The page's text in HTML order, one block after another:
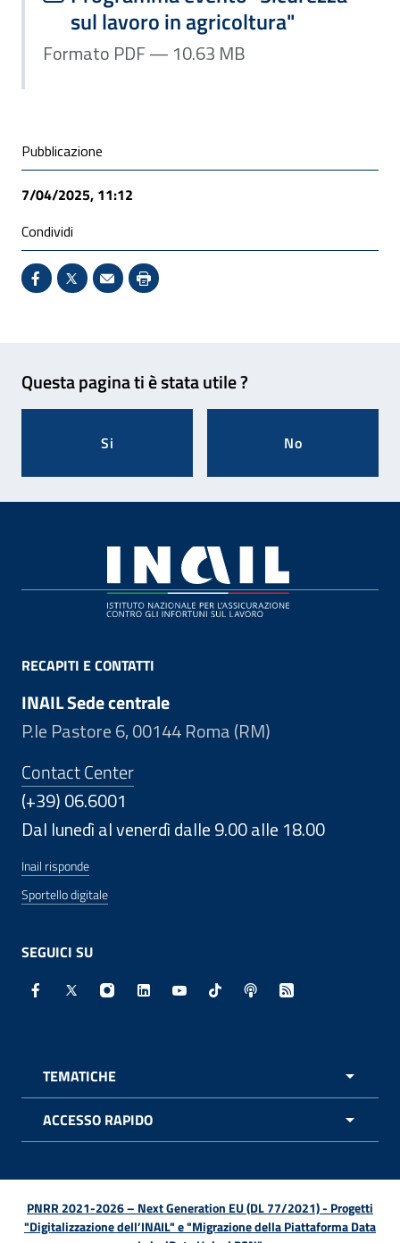
sul lavoro in agricoltura"
Formato PDF — 10.63 MB
Condivisione social
Pubblicazione
7/04/2025, 11:12
Condividi
Condividi su Facebook - Sito esterno - Apertura in
X - Sito esterno - Apertura in nuova finestra
Invio Mail: apre il programma di posta
Stampa pagina: scelta meno
Questa pagina ti è stata utile ?
Si No
RECAPITI E CONTATTI
INAIL Sede centrale
P.le Pastore 6, 00144 Roma (RM)
Contact Center
(+39) 06.6001
Dal lunedì al venerdì dalle 9.00 alle 18.00
Inail risponde
Sportello digitale
SEGUICI SU
Facebook - Sito esterno - Apertura in nuova finestra
X - Sito esterno - Apertura in nuova finestra
Instagram - Sito esterno - Apertura in
Linkedin - Sito esterno - Apertura in
Youtube - Sito esterno -
TikTok - Sito esterno -
Spreaker - Sito
Feed RSS -
TEMATICHE
ACCESSO RAPIDO
PNRR 2021-2026 – Next Generation EU (DL 77/2021) - Progetti
"Digitalizzazione dell’INAIL" e "Migrazione della Piattaforma Data